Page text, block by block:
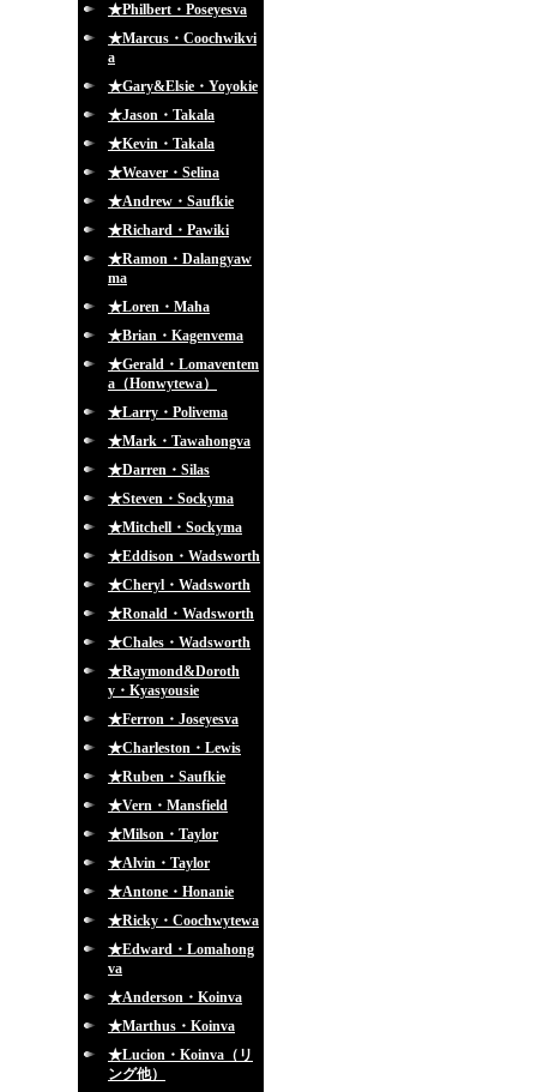
★Philbert・Poseyesva
★Marcus・Coochwikvi
a
★Gary&Elsie・Yoyokie
★Jason・Takala
★Kevin・Takala
★Weaver・Selina
★Andrew・Saufkie
★Richard・Pawiki
★Ramon・Dalangyaw
ma
★Loren・Maha
★Brian・Kagenvema
★Gerald・Lomaventem
a（Honwytewa）
★Larry・Polivema
★Mark・Tawahongva
★Darren・Silas
★Steven・Sockyma
★Mitchell・Sockyma
★Eddison・Wadsworth
★Cheryl・Wadsworth
★Ronald・Wadsworth
★Chales・Wadsworth
★Raymond&Doroth
y・Kyasyousie
★Ferron・Joseyesva
★Charleston・Lewis
★Ruben・Saufkie
★Vern・Mansfield
★Milson・Taylor
★Alvin・Taylor
★Antone・Honanie
★Ricky・Coochwytewa
★Edward・Lomahong
va
★Anderson・Koinva
★Marthus・Koinva
★Lucion・Koinva（リ
ング他）